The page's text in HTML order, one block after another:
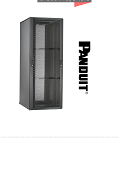
-------------------------------------------------